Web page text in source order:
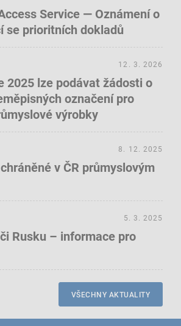
Service — Oznámení o
se prioritních dokladů
2025 lze podávat žádosti o
označení pro
výrobky
12. 3. 2026
v ČR průmyslovým
8. 12. 2025
Rusku – informace pro
5. 3. 2025
VŠECHNY AKTUALITY